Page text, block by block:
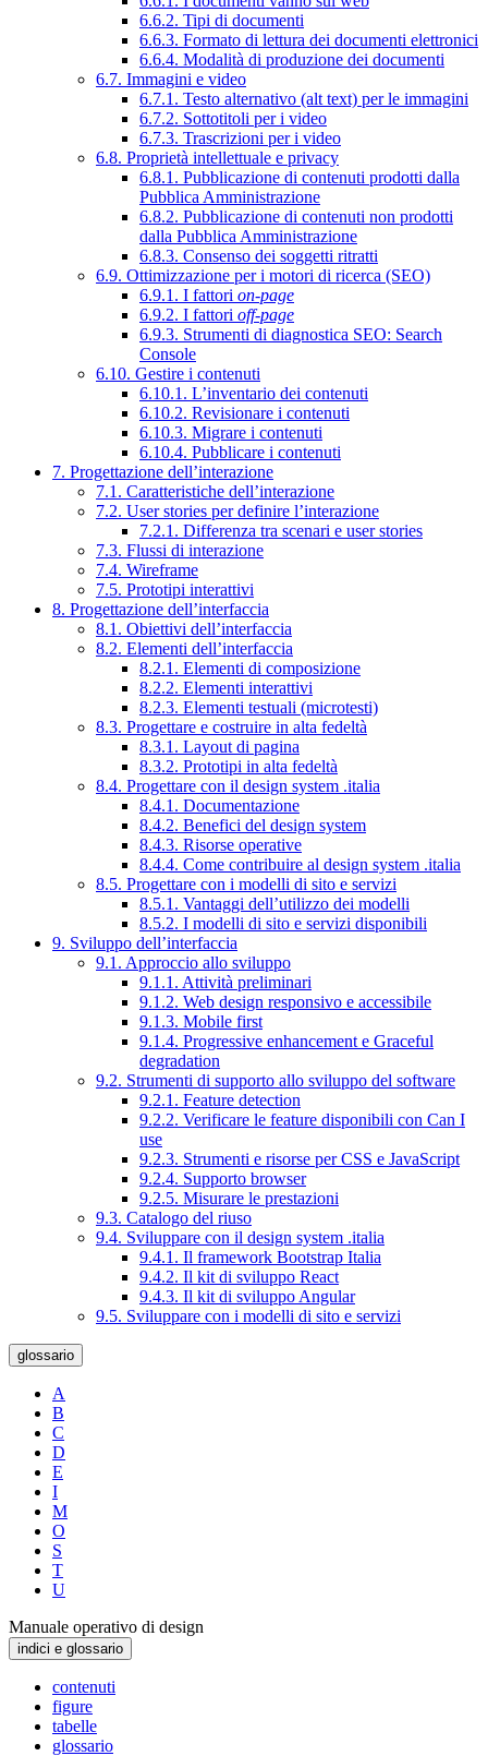
6.6.2. Tipi di documenti
6.6.3. Formato di lettura dei documenti elettronici
6.6.4. Modalità di produzione dei documenti
6.7. Immagini e video
6.7.1. Testo alternativo (alt text) per le immagini
6.7.2. Sottotitoli per i video
6.7.3. Trascrizioni per i video
6.8. Proprietà intellettuale e privacy
6.8.1. Pubblicazione di contenuti prodotti dalla
Pubblica Amministrazione
6.8.2. Pubblicazione di contenuti non prodotti
dalla Pubblica Amministrazione
6.8.3. Consenso dei soggetti ritratti
6.9. Ottimizzazione per i motori di ricerca (SEO)
6.9.1. I fattori on-page
6.9.2. I fattori off-page
6.9.3. Strumenti di diagnostica SEO: Search
Console
6.10. Gestire i contenuti
6.10.1. L’inventario dei contenuti
6.10.2. Revisionare i contenuti
6.10.3. Migrare i contenuti
6.10.4. Pubblicare i contenuti
7. Progettazione dell’interazione
7.1. Caratteristiche dell’interazione
7.2. User stories per definire l’interazione
7.2.1. Differenza tra scenari e user stories
7.3. Flussi di interazione
7.4. Wireframe
7.5. Prototipi interattivi
8. Progettazione dell’interfaccia
8.1. Obiettivi dell’interfaccia
8.2. Elementi dell’interfaccia
8.2.1. Elementi di composizione
8.2.2. Elementi interattivi
8.2.3. Elementi testuali (microtesti)
8.3. Progettare e costruire in alta fedeltà
8.3.1. Layout di pagina
8.3.2. Prototipi in alta fedeltà
8.4. Progettare con il design system .italia
8.4.1. Documentazione
8.4.2. Benefici del design system
8.4.3. Risorse operative
8.4.4. Come contribuire al design system .italia
8.5. Progettare con i modelli di sito e servizi
8.5.1. Vantaggi dell’utilizzo dei modelli
8.5.2. I modelli di sito e servizi disponibili
9. Sviluppo dell’interfaccia
9.1. Approccio allo sviluppo
9.1.1. Attività preliminari
9.1.2. Web design responsivo e accessibile
9.1.3. Mobile first
9.1.4. Progressive enhancement e Graceful
degradation
9.2. Strumenti di supporto allo sviluppo del software
9.2.1. Feature detection
9.2.2. Verificare le feature disponibili con Can I
use
9.2.3. Strumenti e risorse per CSS e JavaScript
9.2.4. Supporto browser
9.2.5. Misurare le prestazioni
9.3. Catalogo del riuso
9.4. Sviluppare con il design system .italia
9.4.1. Il framework Bootstrap Italia
9.4.2. Il kit di sviluppo React
9.4.3. Il kit di sviluppo Angular
9.5. Sviluppare con i modelli di sito e servizi
glossario
A
B
C
D
E
I
M
O
S
T
U
Manuale operativo di design
indici e glossario
contenuti
figure
tabelle
glossario